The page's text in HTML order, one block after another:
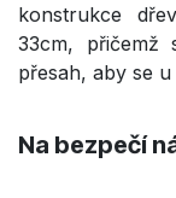
konstrukce
33cm, přičemž
přesah, aby se
Na bezpečí